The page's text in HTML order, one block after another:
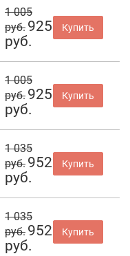
1 005
руб. 925
руб.
Купить
1 005
руб. 925
руб.
Купить
1 035
руб. 952
руб.
Купить
1 035
руб. 952
руб.
Купить